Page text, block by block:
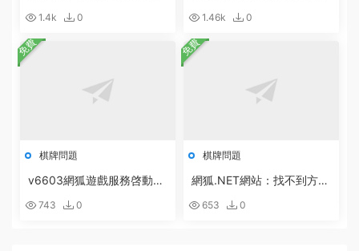
1.4k 0 1.46k 0
棋牌問題
v6603網狐遊戲服務啓動配
743 0
免費
棋牌問題
網狐.NET網站：找不到方
me.Serialization.DataContr
653 0
免費